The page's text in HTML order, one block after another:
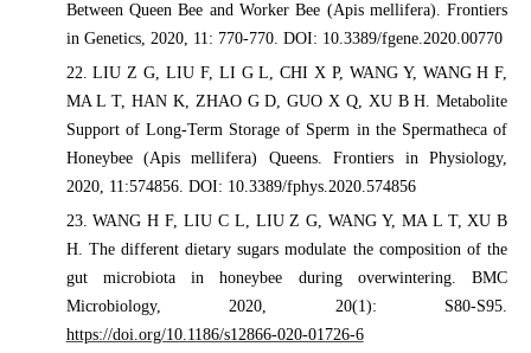
Between Queen Bee and Worker Bee (Apis mellifera). Frontiers
in Genetics, 2020, 11: 770-770. DOI: 10.3389/fgene.2020.00770
22. LIU Z G, LIU F, LI G L, CHI X P, WANG Y, WANG H F,
MA L T, HAN K, ZHAO G D, GUO X Q, XU B H. Metabolite
Support of Long-Term Storage of Sperm in the Spermatheca of
Honeybee (Apis mellifera) Queens. Frontiers in Physiology,
2020, 11:574856. DOI: 10.3389/fphys.2020.574856
23. WANG H F, LIU C L, LIU Z G, WANG Y, MA L T, XU B
H. The different dietary sugars modulate the composition of the
gut microbiota in honeybee during overwintering. BMC
Microbiology, 2020, 20(1): S80-S95.
https://doi.org/10.1186/s12866-020-01726-6